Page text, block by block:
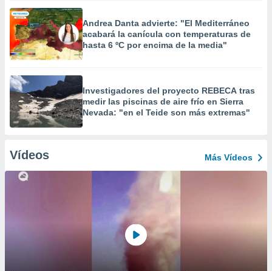
Andrea Danta advierte: "El Mediterráneo
acabará la canícula con temperaturas de
hasta 6 ºC por encima de la media"
Investigadores del proyecto REBECA tras
medir las piscinas de aire frío en Sierra
Nevada: "en el Teide son más extremas"
Vídeos Más Vídeos